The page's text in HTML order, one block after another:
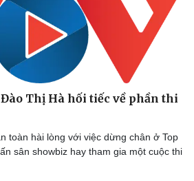
Đào Thị Hà hối tiếc về phần thi
toàn hài lòng với việc dừng chân ở Top
sân showbiz hay tham gia một cuộc thi